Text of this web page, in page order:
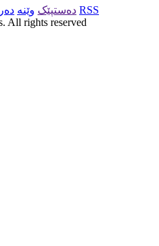
دەستپێک وێنە
RSS
All rights reserved